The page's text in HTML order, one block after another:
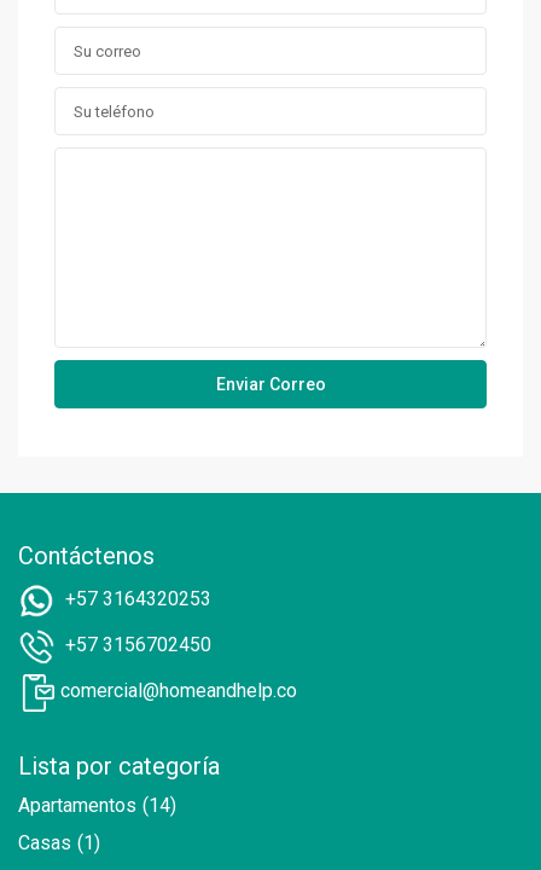
Contáctenos
+57 3164320253
+57 3156702450
comercial@homeandhelp.co
Lista por categoría
Apartamentos (14)
Casas (1)